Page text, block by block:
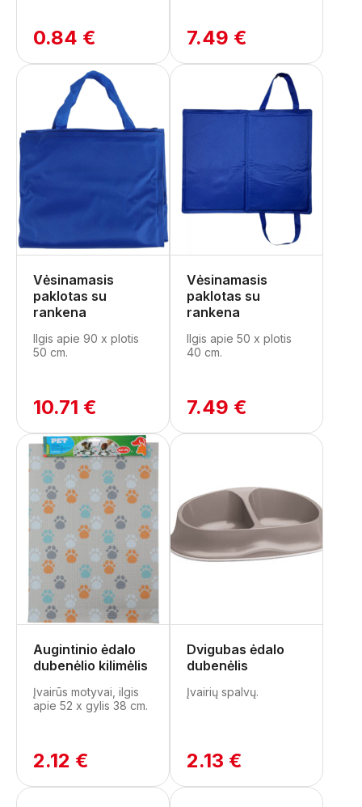
0.84 € 7.49 €
Vėsinamasis
paklotas su
rankena
Ilgis apie 90 x plotis
50 cm.
10.71 €
Vėsinamasis
paklotas su
rankena
Ilgis apie 50 x plotis
40 cm.
7.49 €
Augintinio ėdalo
dubenėlio kilimėlis
Įvairūs motyvai, ilgis
apie 52 x gylis 38 cm.
2.12 €
Dvigubas ėdalo
dubenėlis
Įvairių spalvų.
2.13 €